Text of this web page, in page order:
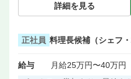
詳細を見る
正社員 料理長候補（シェフ・
給与
月給25万円〜40万円